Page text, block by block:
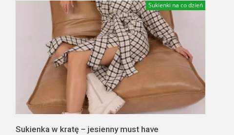
Sukienki na co dzień
Sukienka w kratę – jesienny must have